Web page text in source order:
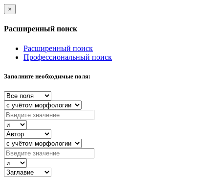
×
Расширенный поиск
Расширенный поиск
Профессиональный поиск
Заполните необходимые поля: